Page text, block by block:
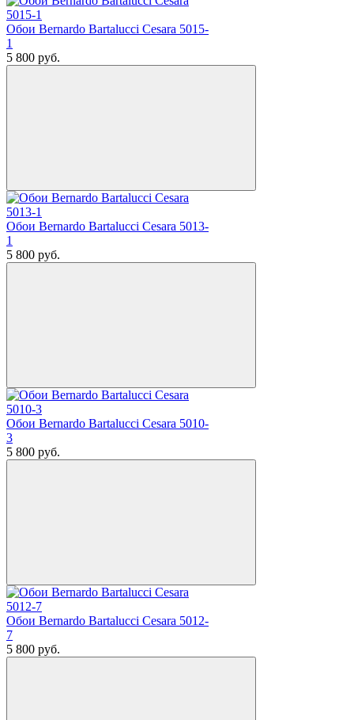
Обои Bernardo Bartalucci Cesara 5015-
1
5 800 руб.
Обои Bernardo Bartalucci Cesara 5013-
1
5 800 руб.
Обои Bernardo Bartalucci Cesara 5010-
3
5 800 руб.
Обои Bernardo Bartalucci Cesara 5012-
7
5 800 руб.